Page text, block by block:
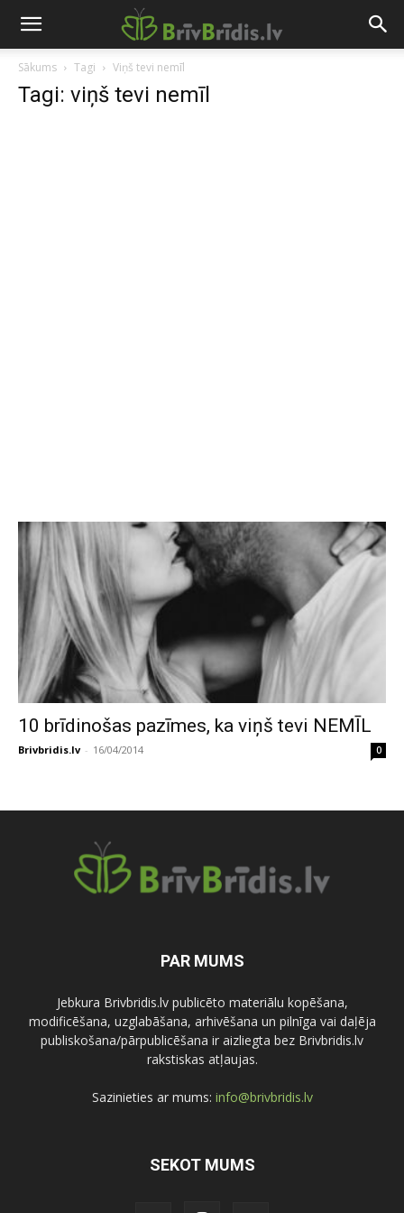
Sākums Tagi Viņš tevi nemīl
Tagi: viņš tevi nemīl
10 brīdinošas pazīmes, ka viņš tevi NEMĪL
Brivbridis.lv - 16/04/2014 0
PAR MUMS
Jebkura Brivbridis.lv publicēto materiālu kopēšana,
modificēšana, uzglabāšana, arhivēšana un pilnīga vai daļēja
publiskošana/pārpublicēšana ir aizliegta bez Brivbridis.lv
rakstiskas atļaujas.
Sazinieties ar mums: info@brivbridis.lv
SEKOT MUMS